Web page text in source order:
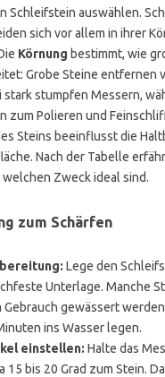
Schleifstein auswählen.
sich vor allem in ihrer
Körnung bestimmt, wie
Grobe Steine entfernen
stark stumpfen Messern,
zum Polieren und
Steins beeinflusst die
Nach der Tabelle
Zweck ideal sind.
zum Schärfen
Lege den
Unterlage. Manche
Gebrauch gewässert
ins Wasser legen.
einstellen: Halte das
15 bis 20 Grad zum Stein.